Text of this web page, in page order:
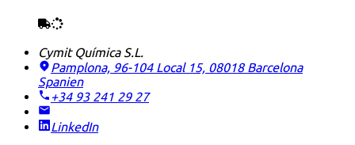
Cymit Química S.L.
Pamplona, 96-104 Local 15, 08018 Barcelona
Spanien
+34 93 241 29 27
LinkedIn